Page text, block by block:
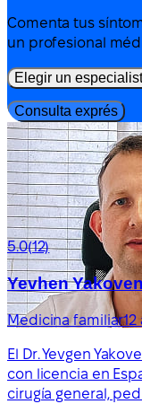
Comenta tus
un profesional
Elegir un
Consulta exprés
5.0(12)
Yevhen
Medicina familiar
El Dr. Yevgen
con licencia en
cirugía general,